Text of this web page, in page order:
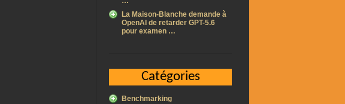
La Maison-Blanche demande à
OpenAI de retarder GPT-5.6
pour examen …
Catégories
Benchmarking